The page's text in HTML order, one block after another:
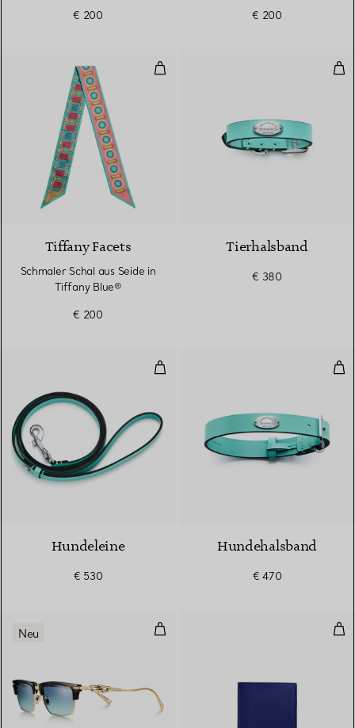
€ 200
€ 200
Schmaler Schal aus Seide in
Tiffany Facets
Schmaler Schal aus Seide in
Tiffany Blue®
€ 200
Tierhalsband
€ 380
Hundeleine
Hundeleine
€ 530
Hundehalsband
€ 470
Sonnenbrille aus Acetat in
Neu